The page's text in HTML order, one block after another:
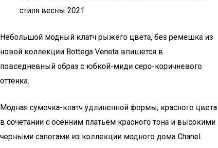
стиля весны 2021
Небольшой модный клатч рыжего цвета, без ремешка из
новой коллекции Bottega Veneta впишется в
повседневный образ с юбкой-миди серо-коричневого
оттенка.
Модная сумочка-клатч удлиненной формы, красного цвета
в сочетании с осенним платьем красного тона и высокими
черными сапогами из коллекции модного дома Chanel.